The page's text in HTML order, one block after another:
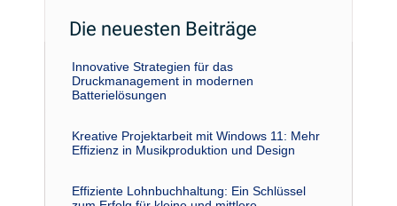
Die neuesten Beiträge
Innovative Strategien für das
Druckmanagement in modernen
Batterielösungen
Kreative Projektarbeit mit Windows 11: Mehr
Effizienz in Musikproduktion und Design
Effiziente Lohnbuchhaltung: Ein Schlüssel